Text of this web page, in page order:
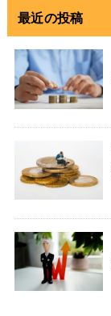
最近の投稿